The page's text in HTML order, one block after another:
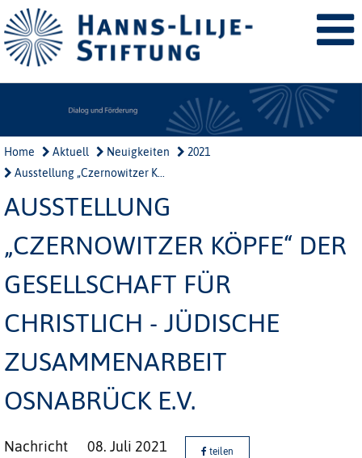
Home Aktuell Neuigkeiten
2021
Ausstellung „Czernowitzer K...
AUSSTELLUNG
„CZERNOWITZER KÖPFE“ DER
GESELLSCHAFT FÜR
CHRISTLICH - JÜDISCHE
ZUSAMMENARBEIT
OSNABRÜCK E.V.
Nachricht 08. Juli 2021 teilen